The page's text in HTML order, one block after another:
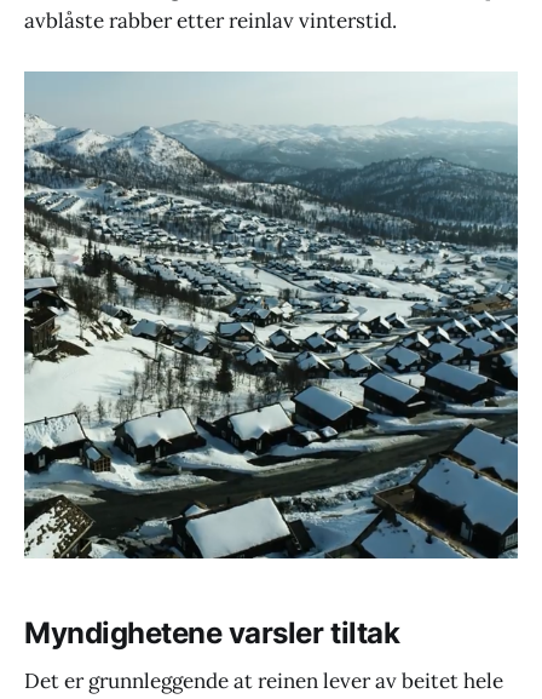
avblåste rabber etter reinlav vinterstid.
Myndighetene varsler tiltak
Det er grunnleggende at reinen lever av beitet hele